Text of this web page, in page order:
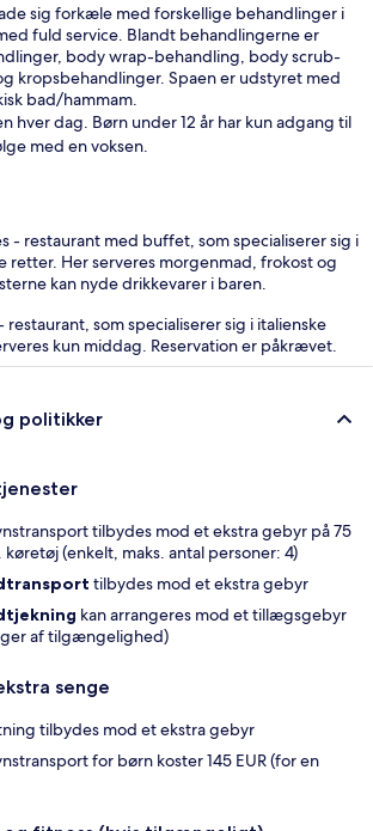
sig forkæle med forskellige behandlinger i
fuld service. Blandt behandlingerne er
body wrap-behandling, body scrub-
kropsbehandlinger. Spaen er udstyret med
bad/hammam.
hver dag. Børn under 12 år har kun adgang til
med en voksen.
- restaurant med buffet, som specialiserer sig i
retter. Her serveres morgenmad, frokost og
kan nyde drikkevarer i baren.
som specialiserer sig i italienske
kun middag. Reservation er påkrævet.
politikker
tilbydes mod et ekstra gebyr på 75
køretøj (enkelt, maks. antal personer: 4)
tilbydes mod et ekstra gebyr
kan arrangeres mod et tillægsgebyr
af tilgængelighed)
senge
tilbydes mod et ekstra gebyr
for børn koster 145 EUR (for en